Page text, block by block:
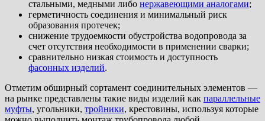
стальными, медными либо нержавеющими аналогами;
герметичность соединения и минимальный риск
образования протечек;
снижение трудоемкости обустройства водопровода за
счет отсутствия необходимости в применении сварки;
сравнительно низкая стоимость и доступность
фасонных изделий.
Отметим обширный сортамент соединительных элементов —
на рынке представлены такие виды изделий как параллельные
муфты, угольники, тройники, крестовины, используя которые